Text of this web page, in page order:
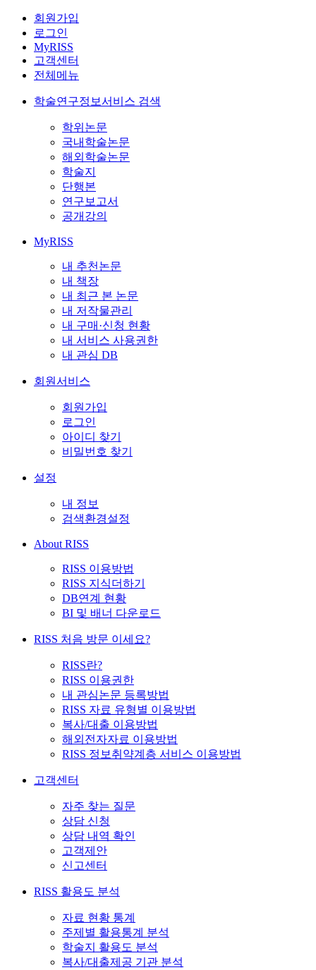
회원가입
로그인
MyRISS
고객센터
전체메뉴
학술연구정보서비스 검색
학위논문
국내학술논문
해외학술논문
학술지
단행본
연구보고서
공개강의
MyRISS
내 추천논문
내 책장
내 최근 본 논문
내 저작물관리
내 구매·신청 현황
내 서비스 사용권한
내 관심 DB
회원서비스
회원가입
로그인
아이디 찾기
비밀번호 찾기
설정
내 정보
검색환경설정
About RISS
RISS 이용방법
RISS 지식더하기
DB연계 현황
BI 및 배너 다운로드
RISS 처음 방문 이세요?
RISS란?
RISS 이용권한
내 관심논문 등록방법
RISS 자료 유형별 이용방법
복사/대출 이용방법
해외전자자료 이용방법
RISS 정보취약계층 서비스 이용방법
고객센터
자주 찾는 질문
상담 신청
상담 내역 확인
고객제안
신고센터
RISS 활용도 분석
자료 현황 통계
주제별 활용통계 분석
학술지 활용도 분석
복사/대출제공 기관 분석